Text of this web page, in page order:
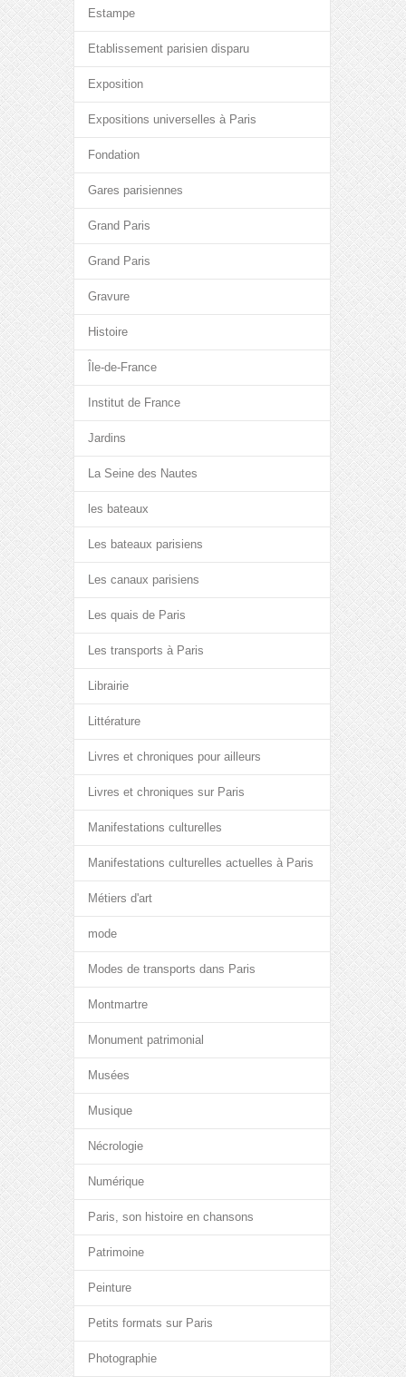
Estampe
Etablissement parisien disparu
Exposition
Expositions universelles à Paris
Fondation
Gares parisiennes
Grand Paris
Grand Paris
Gravure
Histoire
Île-de-France
Institut de France
Jardins
La Seine des Nautes
les bateaux
Les bateaux parisiens
Les canaux parisiens
Les quais de Paris
Les transports à Paris
Librairie
Littérature
Livres et chroniques pour ailleurs
Livres et chroniques sur Paris
Manifestations culturelles
Manifestations culturelles actuelles à Paris
Métiers d'art
mode
Modes de transports dans Paris
Montmartre
Monument patrimonial
Musées
Musique
Nécrologie
Numérique
Paris, son histoire en chansons
Patrimoine
Peinture
Petits formats sur Paris
Photographie